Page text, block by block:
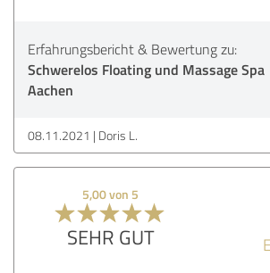
Erfahrungsbericht & Bewertung zu:
Schwerelos Floating und Massage Spa
Aachen
08.11.2021 Doris L.
5,00 von 5
SEHR GUT